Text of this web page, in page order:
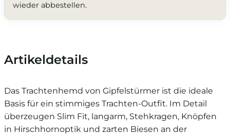
wieder abbestellen.
Artikeldetails
Das Trachtenhemd von Gipfelstürmer ist die ideale
Basis für ein stimmiges Trachten-Outfit. Im Detail
überzeugen Slim Fit, langarm, Stehkragen, Knöpfen
in Hirschhornoptik und zarten Biesen an der